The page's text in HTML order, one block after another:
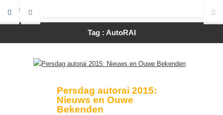
Tag : AutoRAI
Persdag autorai 2015:
Nieuws en Ouwe
Bekenden